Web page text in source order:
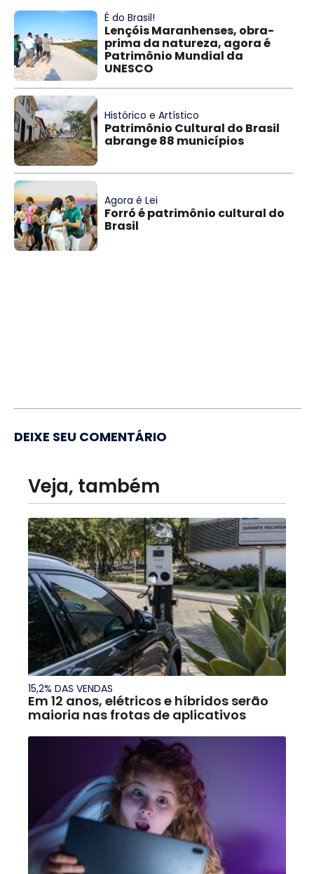
É do Brasil!
Lençóis Maranhenses, obra-
prima da natureza, agora é
Patrimônio Mundial da
UNESCO
Histórico e Artístico
Patrimônio Cultural do Brasil
abrange 88 municípios
Agora é Lei
Forró é patrimônio cultural do
Brasil
DEIXE SEU COMENTÁRIO
Veja, também
15,2% DAS VENDAS
Em 12 anos, elétricos e híbridos serão
maioria nas frotas de aplicativos